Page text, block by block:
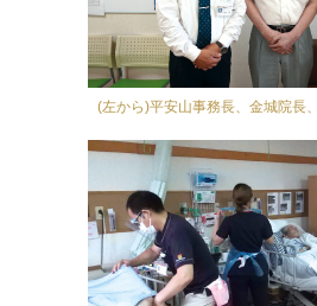
(左から)平安山事務長、金城院長